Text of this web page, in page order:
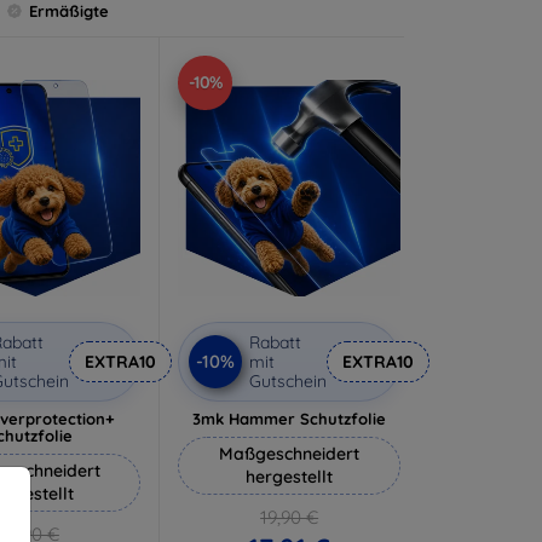
Ermäßigte
EXTRA10
18,90 €
-10%
-10%
Rabatt
mit
Gutschein
EXTRA10
3mk Hammer Schutzfolie
Maßgeschneidert
hergestellt
19,90 €